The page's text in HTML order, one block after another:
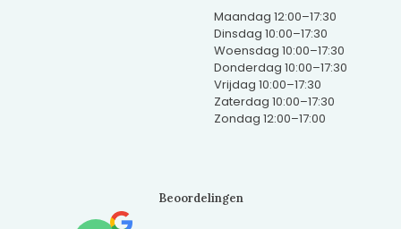
Maandag 12:00–17:30
Dinsdag 10:00–17:30
Woensdag 10:00–17:30
Donderdag 10:00–17:30
Vrijdag 10:00–17:30
Zaterdag 10:00–17:30
Zondag 12:00–17:00
Beoordelingen